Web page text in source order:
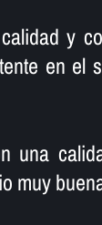
y
en el
una
muy